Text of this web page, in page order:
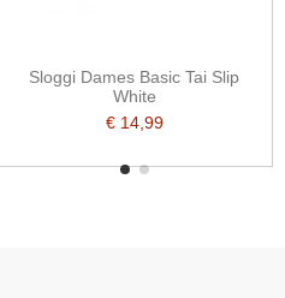
Sloggi Dames Basic Tai Slip
White
€ 14,99